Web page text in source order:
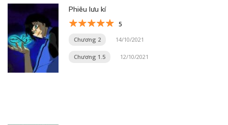
Phiêu lưu kí
5
Chương 2 14/10/2021
Chương 1.5 12/10/2021